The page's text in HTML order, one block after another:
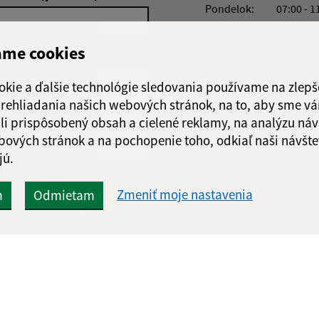
cookies
a ďalšie technológie sledovania používame na
našich webových stránok, na to, aby sme
prispôsobený obsah a cielené reklamy, na analýzu
stránok a na pochopenie toho, odkiaľ naši
Odmietam Zmeniť moje nastavenia
Google reCaptcha Response
Odoslať
správu
Pondelok:
07:00 -
Piatok:
07:00 -
Obedňajšia